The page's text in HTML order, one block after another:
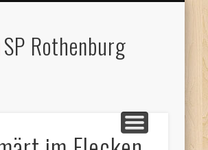
SP Rothenburg